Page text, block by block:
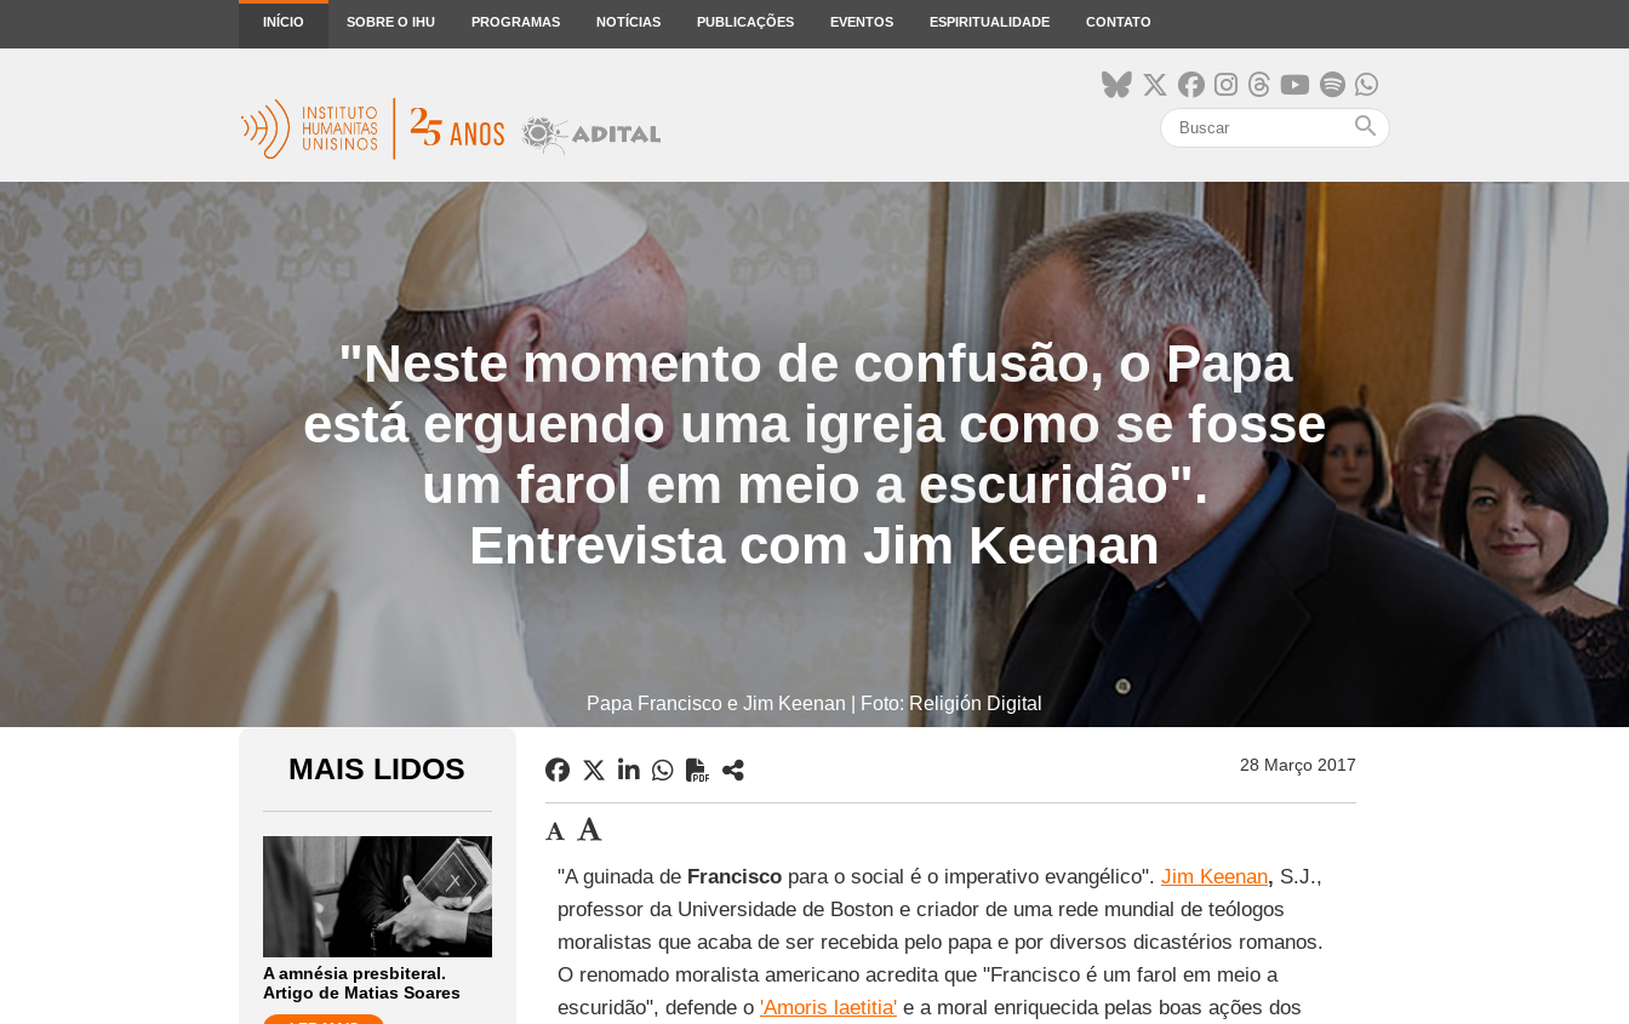
INÍCIO SOBRE O IHU PROGRAMAS NOTÍCIAS PUBLICAÇÕES EVENTOS ESPIRITUALIDADE CONTATO
search
"Neste momento de confusão, o Papa
está erguendo uma igreja como se fosse
um farol em meio a escuridão".
Entrevista com Jim Keenan
Papa Francisco e Jim Keenan | Foto: Religión Digital
MAIS LIDOS
A amnésia presbiteral.
Artigo de Matias Soares
28 Março 2017
"A guinada de Franciscopara o social é o imperativo evangélico". Jim Keenan, S.J.,
professor da Universidade de Boston e criador de uma rede mundial de teólogos
moralistas que acaba de ser recebida pelo papa e por diversos dicastérios romanos.
O renomado moralista americano acredita que "Francisco é um farol em meio a
escuridão", defende o 'Amoris laetitia'e a moral enriquecida pelas boas ações dos